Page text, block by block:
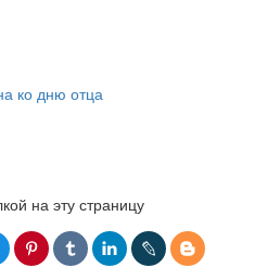
на эту страницу